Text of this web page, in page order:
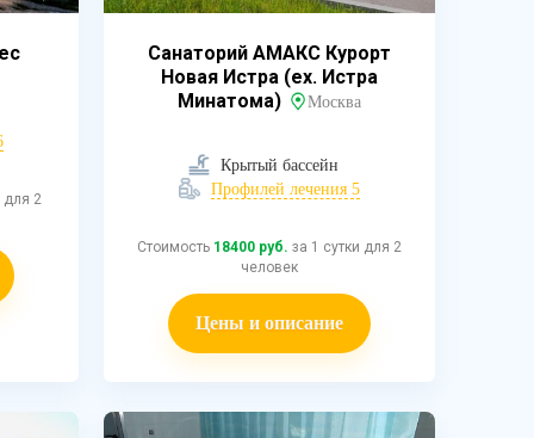
для 2
Санаторий АМАКС Курорт
Новая Истра (ex. Истра
Минатома)
Москва
Крытый бассейн
Профилей лечения 5
Стоимость 18400 руб. за 1 сутки для 2
человек
Цены и описание